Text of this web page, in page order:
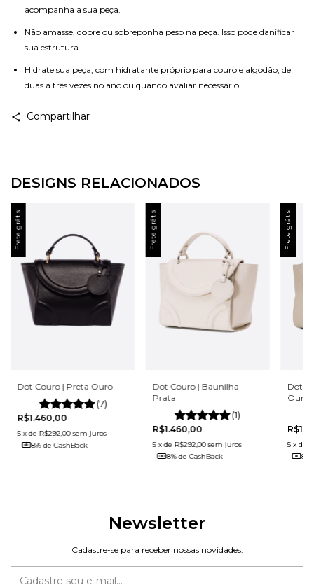
acompanha a sua peça.
Não amasse, dobre ou sobreponha peso na peça. Isso pode danificar
sua estrutura.
Hidrate sua peça, com hidratante próprio para couro e algodão, de
duas à três vezes no ano ou quando avaliar necessário.
Compartilhar
DESIGNS RELACIONADOS
Frete grátis
Dot Couro | Preta Ouro
(7)
R$1.460,00
5 xde R$292,00 sem juros
8% de CashBack
Frete grátis
Dot Couro | Baunilha
Prata
(1)
R$1.460,00
5 xde R$292,00 sem juros
8% de CashBack
Frete grátis
Dot
Ouro
5 x de
8%
Newsletter
Cadastre-se para receber nossas novidades.